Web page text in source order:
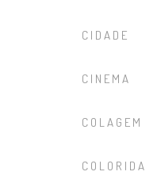
CIDADE
CINEMA
COLAGEM
COLORIDA